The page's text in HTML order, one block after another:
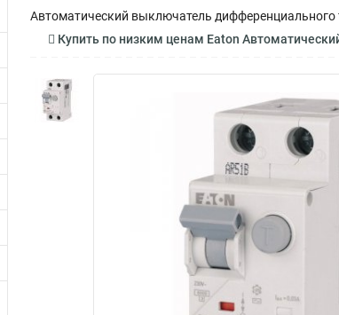
Автоматический выключатель дифференциального
Купить по низким ценам Eaton Автоматический